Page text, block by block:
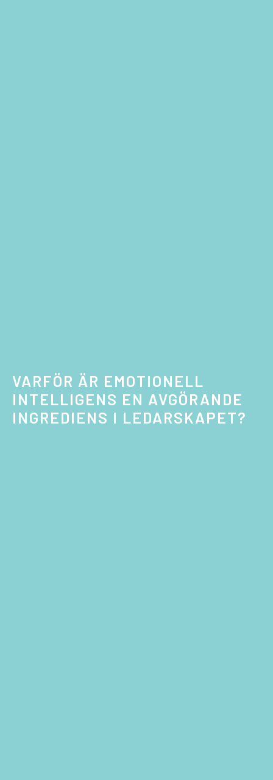
VARFÖR ÄR EMOTIONELL
INTELLIGENS EN AVGÖRANDE
INGREDIENS I LEDARSKAPET?